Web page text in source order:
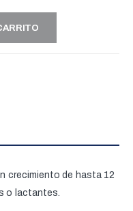
crecimiento de hasta 12
o lactantes.